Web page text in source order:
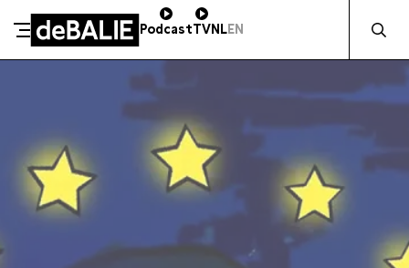
De Balie
PodcastTVNLEN
SCHENK DIRECT
ZAKELIJK STEUNEN
Kleine-Gartmanplantsoen 10
Kassa
020 5535100